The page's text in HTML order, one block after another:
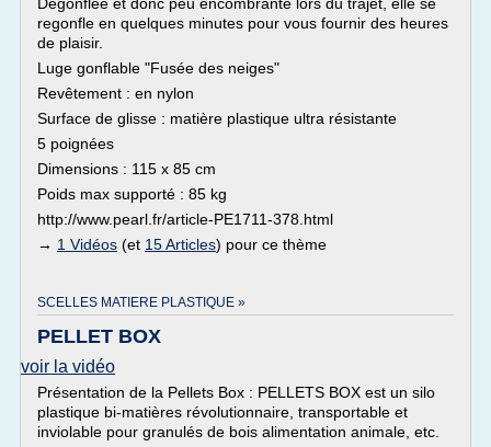
regonfle en quelques minutes pour vous fournir des heures
de plaisir.
Luge gonflable "Fusée des neiges"
Revêtement : en nylon
Surface de glisse : matière plastique ultra résistante
5 poignées
Dimensions : 115 x 85 cm
Poids max supporté : 85 kg
http://www.pearl.fr/article-PE1711-378.html
→ 1 Vidéos (et 15 Articles) pour ce thème
SCELLES MATIERE PLASTIQUE »
PELLET BOX
voir la vidéo
Présentation de la Pellets Box : PELLETS BOX est un silo
plastique bi-matières révolutionnaire, transportable et
inviolable pour granulés de bois alimentation animale, etc.